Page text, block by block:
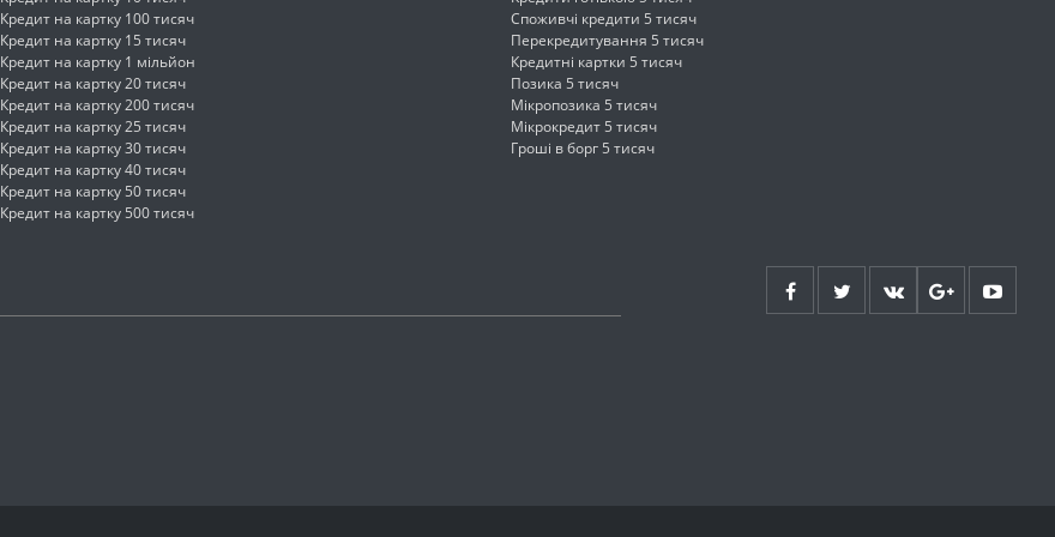
Кредит на картку 100 тисяч
Кредит на картку 15 тисяч
Кредит на картку 1 мільйон
Кредит на картку 20 тисяч
Кредит на картку 200 тисяч
Кредит на картку 25 тисяч
Кредит на картку 30 тисяч
Кредит на картку 40 тисяч
Кредит на картку 50 тисяч
Кредит на картку 500 тисяч
Споживчі кредити 5 тисяч
Перекредитування 5 тисяч
Кредитні картки 5 тисяч
Позика 5 тисяч
Мікропозика 5 тисяч
Мікрокредит 5 тисяч
Гроші в борг 5 тисяч